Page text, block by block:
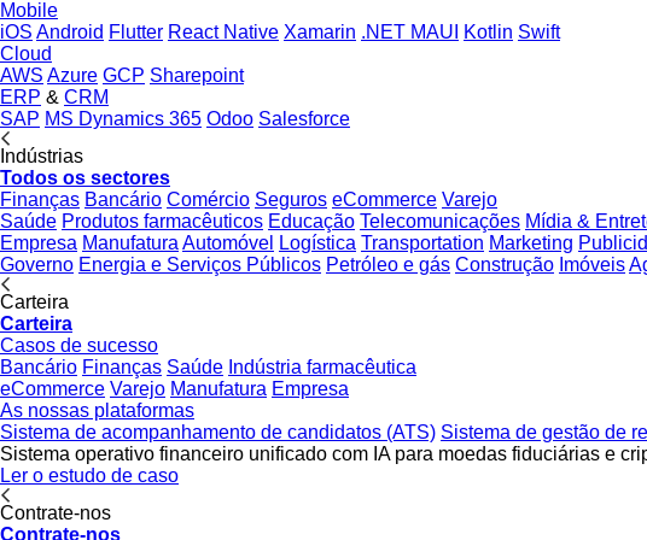
Mobile
iOS Android Flutter React Native Xamarin .NET MAUI Kotlin Swift
Cloud
AWS Azure GCP Sharepoint
ERP & CRM
SAP MS Dynamics 365 Odoo Salesforce
Indústrias
Todos os sectores
Finanças Bancário Comércio Seguros eCommerce Varejo
Saúde Produtos farmacêuticos Educação Telecomunicações Mídia &
Empresa Manufatura Automóvel Logística Transportation Marketing
Governo Energia e Serviços Públicos Petróleo e gás Construção Imóveis
Carteira
Carteira
Casos de sucesso
Bancário Finanças Saúde Indústria farmacêutica
eCommerce Varejo Manufatura Empresa
As nossas plataformas
Sistema de acompanhamento de candidatos (ATS) Sistema de gestão de
Sistema operativo financeiro unificado com IA para moedas fiduciárias e
Ler o estudo de caso
Contrate-nos
Contrate-nos